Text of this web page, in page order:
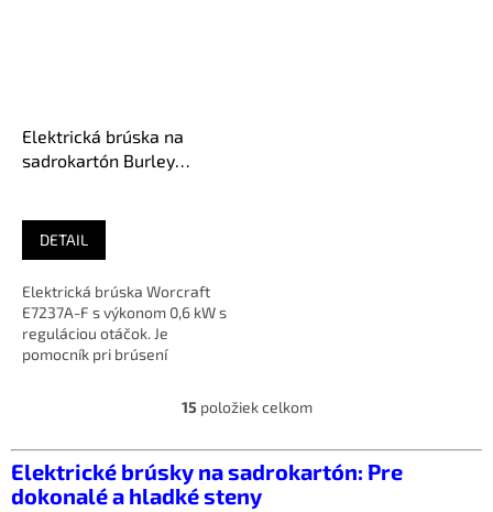
Elektrická brúska na
sadrokartón Burley
DETAIL
Elektrická brúska Worcraft
E7237A-F s výkonom 0,6 kW s
reguláciou otáčok. Je
pomocník pri brúsení
O
l
á
d
15 položiek celkom
Elektrické brúsky na sadrokartón: Pre
dokonalé a hladké steny